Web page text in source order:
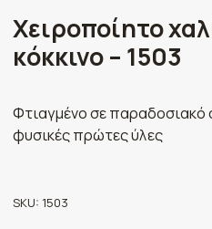
Χειροποίητο
κόκκινο – 1503
Φτιαγμένο σε παραδοσιακό
φυσικές πρώτες ύλες
SKU: 1503